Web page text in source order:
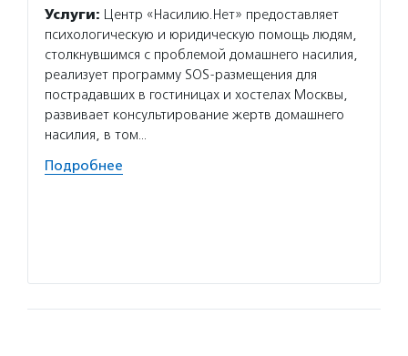
Услуги: Центр «Насилию.Нет» предоставляет
психологическую и юридическую помощь людям,
столкнувшимся с проблемой домашнего насилия,
реализует программу SOS-размещения для
пострадавших в гостиницах и хостелах Москвы,
развивает консультирование жертв домашнего
насилия, в том…
Подробнее